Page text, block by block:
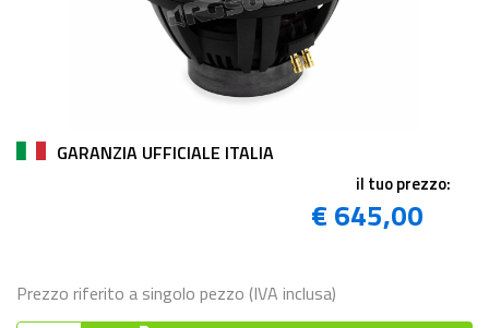
GARANZIA UFFICIALE ITALIA
il tuo prezzo:
€ 645,00
Prezzo riferito a singolo pezzo (IVA inclusa)